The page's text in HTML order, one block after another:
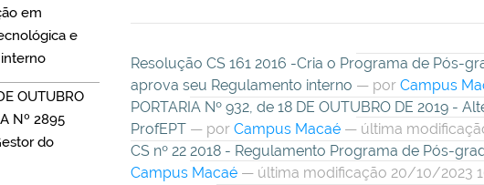
em
e
OUTUBRO
Nº 2895
do
Resolução CS 161 2016 -Cria o Programa de Pós-
aprova seu Regulamento interno — por Campus
PORTARIA Nº 932, de 18 DE OUTUBRO DE 2019 -
ProfEPT — por Campus Macaé — última
CS nº 22 2018 - Regulamento Programa de Pós-
Campus Macaé — última modificação 20/10/2023